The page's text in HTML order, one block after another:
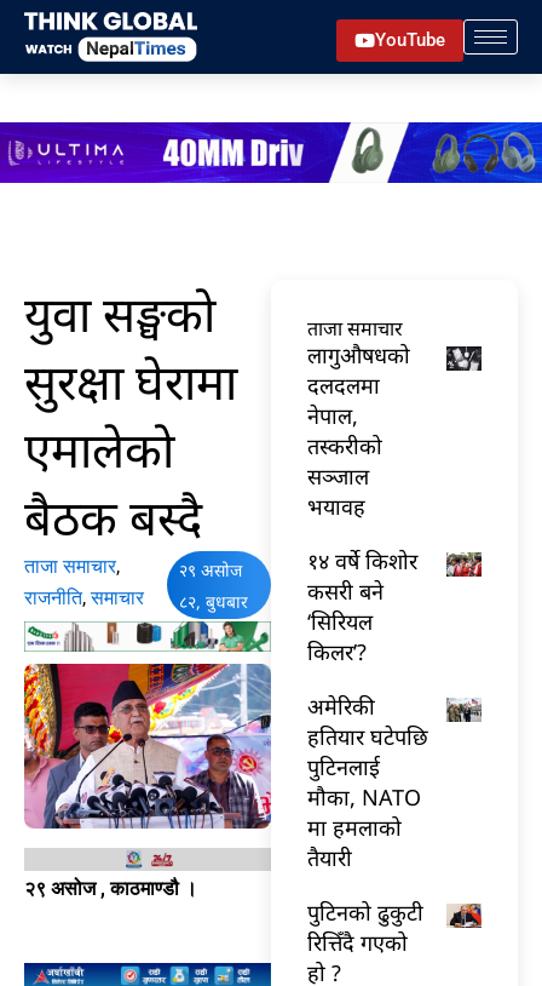
Skip
content
YouTube
युवा सङ्घको
सुरक्षा घेरामा
एमालेको
बैठक बस्दै
ताजा समाचार,
राजनीति,समाचार
२९ असोज
८२, बुधबार
२९ असोज , काठमाण्डौ ।
ताजा समाचार
लागुऔषधको
दलदलमा
नेपाल,
तस्करीको
सञ्जाल
भयावह
१४ वर्षे किशोर
कसरी बने
‘सिरियल
किलर’?
अमेरिकी
हतियार घटेपछि
पुटिनलाई
मौका, NATO
मा हमलाको
तैयारी
पुटिनको ढुकुटी
रित्तिँदै गएको
हो ?